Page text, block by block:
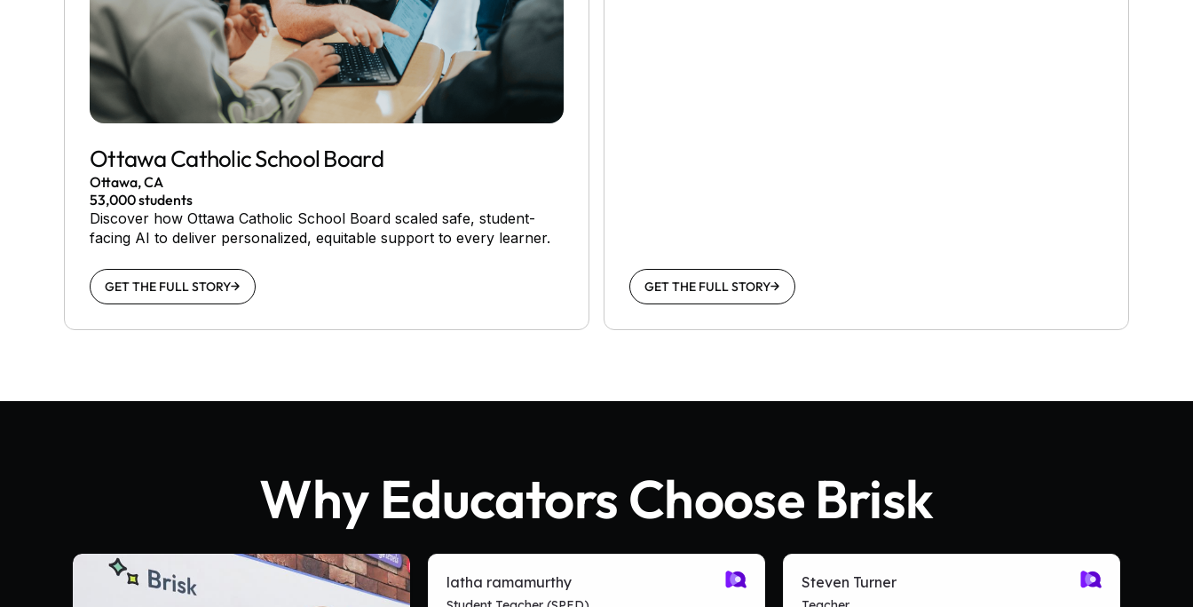
Ottawa Catholic School Board
Ottawa, CA
53,000 students
Discover how Ottawa Catholic School Board scaled safe, student-
facing AI to deliver personalized, equitable support to every learner.
GET THE FULL STORY GET THE FULL STORY
Why Educators Choose Brisk